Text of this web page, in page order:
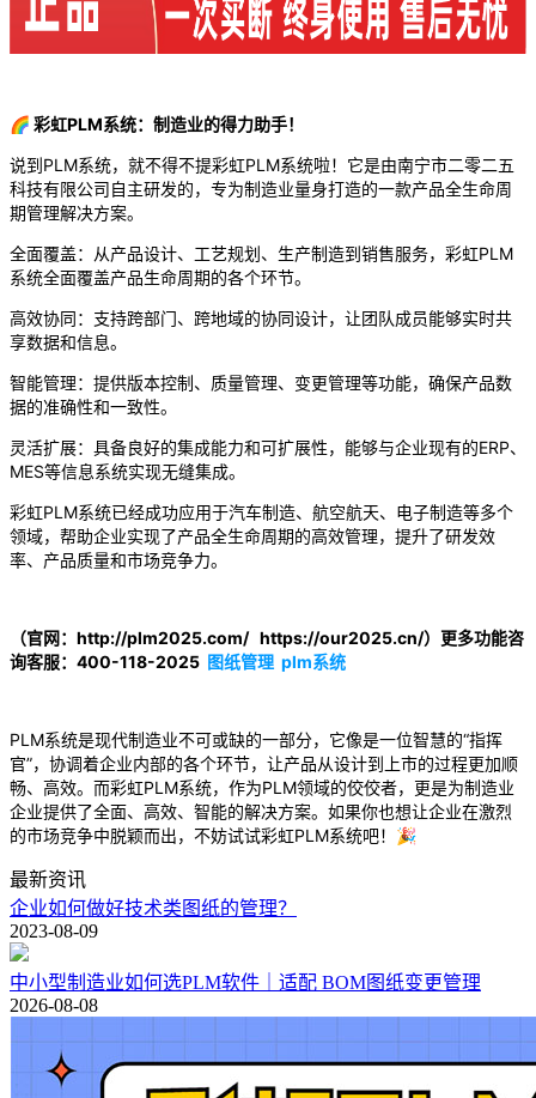
🌈 彩虹PLM系统：制造业的得力助手！
说到PLM系统，就不得不提彩虹PLM系统啦！它是由南宁市二零二五
科技有限公司自主研发的，专为制造业量身打造的一款产品全生命周
期管理解决方案。
全面覆盖：从产品设计、工艺规划、生产制造到销售服务，彩虹PLM
系统全面覆盖产品生命周期的各个环节。
高效协同：支持跨部门、跨地域的协同设计，让团队成员能够实时共
享数据和信息。
智能管理：提供版本控制、质量管理、变更管理等功能，确保产品数
据的准确性和一致性。
灵活扩展：具备良好的集成能力和可扩展性，能够与企业现有的ERP、
MES等信息系统实现无缝集成。
彩虹PLM系统已经成功应用于汽车制造、航空航天、电子制造等多个
领域，帮助企业实现了产品全生命周期的高效管理，提升了研发效
率、产品质量和市场竞争力。
（官网：http://plm2025.com/ https://our2025.cn/）更多功能咨
询客服：400-118-2025 图纸管理 plm系统
PLM系统是现代制造业不可或缺的一部分，它像是一位智慧的“指挥
官”，协调着企业内部的各个环节，让产品从设计到上市的过程更加顺
畅、高效。而彩虹PLM系统，作为PLM领域的佼佼者，更是为制造业
企业提供了全面、高效、智能的解决方案。如果你也想让企业在激烈
的市场竞争中脱颖而出，不妨试试彩虹PLM系统吧！🎉
最新资讯
企业如何做好技术类图纸的管理？
2023-08-09
中小型制造业如何选PLM软件｜适配 BOM图纸变更管理
2026-08-08